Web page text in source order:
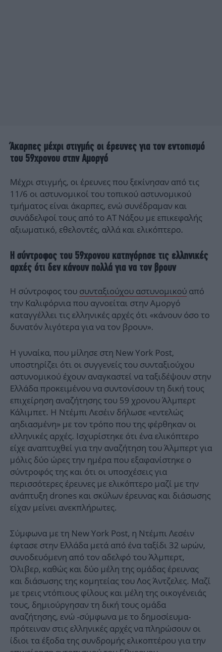
Άκαρπες μέχρι στιγμής οι έρευνες για τον εντοπισμό
του 59χρονου στην Αμοργό
Μέχρι στιγμής, οι έρευνες που ξεκίνησαν από τις
11/6 οι αστυνομικοί του τοπικού αστυνομικού
τμήματος είναι άκαρπες, ενώ συνέδραμαν και
συνάδελφοί τους από το ΑΤ Νάξου με επικεφαλής
αξιωματικό, εθελοντές, αλλά και ελικόπτερο.
Η σύντροφος του 59χρονου κατηγόρησε τις ελληνικές
αρχές ότι δεν κάνουν πολλά για να τον βρουν
Η σύντροφος του συνταξιούχου αστυνομικού από
την Καλιφόρνια που αγνοείται στην Αμοργό
καταγγέλλει τις ελληνικές αρχές ότι «κάνουν όσο το
δυνατόν λιγότερα για να τον βρουν».
Η γυναίκα, που μίλησε στη New York Post,
υποστηρίζει ότι οι συγγενείς του συνταξιούχου
αστυνομικού έχουν αναγκαστεί να ταξιδέψουν στην
Ελλάδα προκειμένου να συντονίσουν τη δική τους
επιχείρηση αναζήτησης του 59 χρονου Άλμπερτ
Κάλιμπετ. Η Ντέμπι Λεσέιν δήλωσε «εντελώς
αηδιασμένη» με τον τρόπο που της φέρθηκαν οι
ελληνικές αρχές. Ισχυρίστηκε ότι ένα ελικόπτερο
είχε αναπτυχθεί για την αναζήτηση του Άλμπερτ για
μόλις δύο ώρες την ημέρα που εξαφανίστηκε ο
σύντροφός της και ότι οι υποσχέσεις για
περισσότερες έρευνες με ελικόπτερο μαζί με την
ανάπτυξη drones και σκύλων έρευνας και διάσωσης
είχαν μείνει ανεκπλήρωτες.
Σύμφωνα με τη New York Post, η Ντέμπι Λεσέιν
έφτασε στην Ελλάδα μετά από ένα ταξίδι 32 ωρών,
συνοδευόμενη από τον αδελφό του Άλμπερτ,
Όλιβερ, καθώς και δύο μέλη της ομάδας έρευνας
και διάσωσης της κομητείας του Λος Άντζελες. Μαζί
με τρεις ντόπιους φίλους και μέλη της οικογένειάς
τους, δημιούργησαν τη δική τους ομάδα
αναζήτησης, ενώ -σύμφωνα με το δημοσίευμα-
πρότειναν στις ελληνικές αρχές να πληρώσουν οι
ίδιοι τα έξοδα της συνδρομής ελικοπτέρου για την